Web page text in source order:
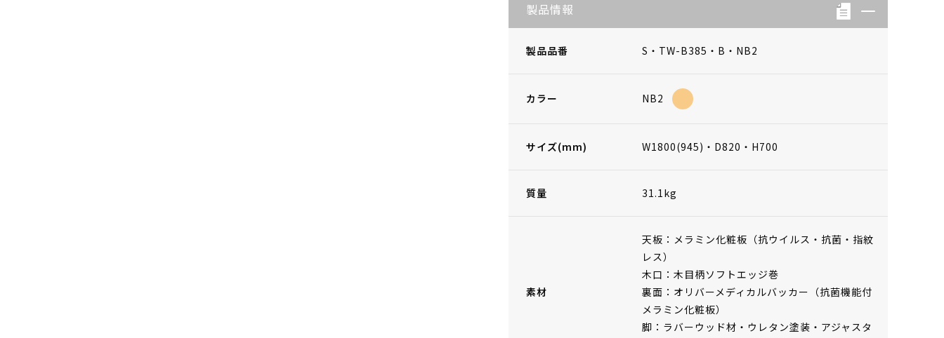
製品情報
製品品番 S・TW-B385・B・NB2
カラー NB2
サイズ(mm) W1800(945)・D820・H700
質量 31.1kg
素材
天板：メラミン化粧板（抗ウイルス・抗菌・指紋
レス）
木口：木目柄ソフトエッジ巻
裏面：オリバーメディカルバッカー（抗菌機能付
メラミン化粧板）
脚：ラバーウッド材・ウレタン塗装・アジャスタ